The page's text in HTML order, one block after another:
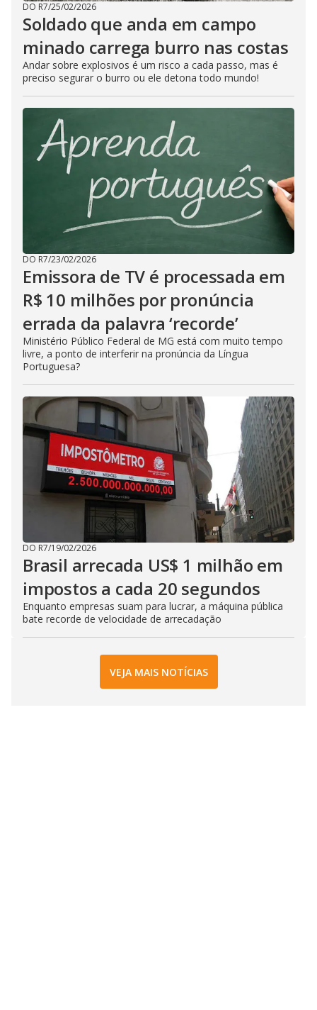
DO R7/25/02/2026
Soldado que anda em campo
minado carrega burro nas costas
Andar sobre explosivos é um risco a cada passo, mas é
preciso segurar o burro ou ele detona todo mundo!
DO R7/23/02/2026
Emissora de TV é processada em
R$ 10 milhões por pronúncia
errada da palavra ‘recorde’
Ministério Público Federal de MG está com muito tempo
livre, a ponto de interferir na pronúncia da Língua
Portuguesa?
DO R7/19/02/2026
Brasil arrecada US$ 1 milhão em
impostos a cada 20 segundos
Enquanto empresas suam para lucrar, a máquina pública
bate recorde de velocidade de arrecadação
VEJA MAIS NOTÍCIAS